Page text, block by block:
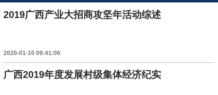
2019广西产业大招商攻坚年活动综述
2020-01-10 09:41:06
广西2019年度发展村级集体经济纪实